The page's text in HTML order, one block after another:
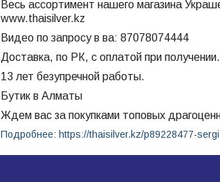
Весь ассортимент нашего магазина
www.thaisilver.kz
Видео по запросу в ва: 87078074444
Доставка, по РК, с оплатой при получении.
13 лет безупречной работы.
Бутик в Алматы
Ждем вас за покупками топовых
Подробнее: https://thaisilver.kz/p89228477-